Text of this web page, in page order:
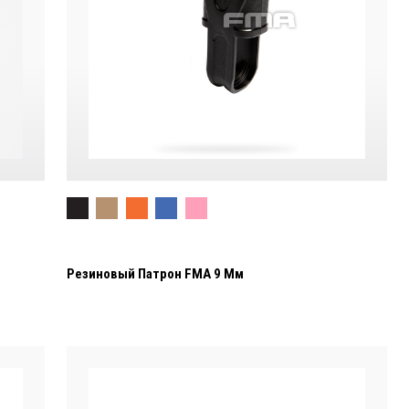
Резиновый Патрон FMA 9 Мм